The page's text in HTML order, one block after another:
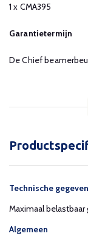
1 x CMA395
Garantietermijn
De Chief
Technische
Maximaal belastbaar
Algemeen